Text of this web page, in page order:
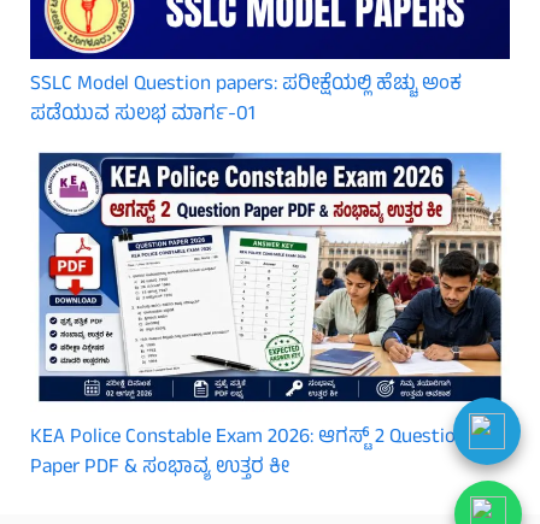
SSLC Model Question papers: ಪರೀಕ್ಷೆಯಲ್ಲಿ ಹೆಚ್ಚು ಅಂಕ
ಪಡೆಯುವ ಸುಲಭ ಮಾರ್ಗ-01
KEA Police Constable Exam 2026: ಆಗಸ್ಟ್ 2 Question
Paper PDF & ಸಂಭಾವ್ಯ ಉತ್ತರ ಕೀ